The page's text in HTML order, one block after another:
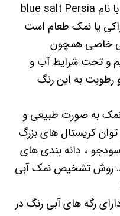
نمک آبی رنگ که در سطح جهان با نام blue salt Persia
یا نمک طعام است
خاصی همچون
و تحت شرایط آب و
به این رنگ
به صورت طبیعی و
توان کریستال های بزرگ
، دانه بندی های
روش تشخیص نمک آبی
رگه های آبی رنگ در